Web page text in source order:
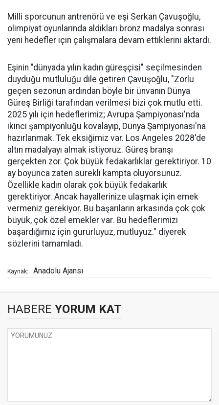
Milli sporcunun antrenörü ve eşi Serkan Çavuşoğlu,
olimpiyat oyunlarında aldıkları bronz madalya sonrası
yeni hedefler için çalışmalara devam ettiklerini aktardı.
Eşinin "dünyada yılın kadın güreşçisi" seçilmesinden
duyduğu mutluluğu dile getiren Çavuşoğlu, "Zorlu
geçen sezonun ardından böyle bir ünvanın Dünya
Güreş Birliği tarafından verilmesi bizi çok mutlu etti.
2025 yılı için hedeflerimiz; Avrupa Şampiyonası'nda
ikinci şampiyonluğu kovalayıp, Dünya Şampiyonası'na
hazırlanmak. Tek eksiğimiz var. Los Angeles 2028'de
altın madalyayı almak istiyoruz. Güreş branşı
gerçekten zor. Çok büyük fedakarlıklar gerektiriyor. 10
ay boyunca zaten sürekli kampta oluyorsunuz.
Özellikle kadın olarak çok büyük fedakarlık
gerektiriyor. Ancak hayallerinize ulaşmak için emek
vermeniz gerekiyor. Bu başarıların arkasında çok çok
büyük, çok özel emekler var. Bu hedeflerimizi
başardığımız için gururluyuz, mutluyuz." diyerek
sözlerini tamamladı.
Kaynak: Anadolu Ajansı
HABERE YORUM KAT